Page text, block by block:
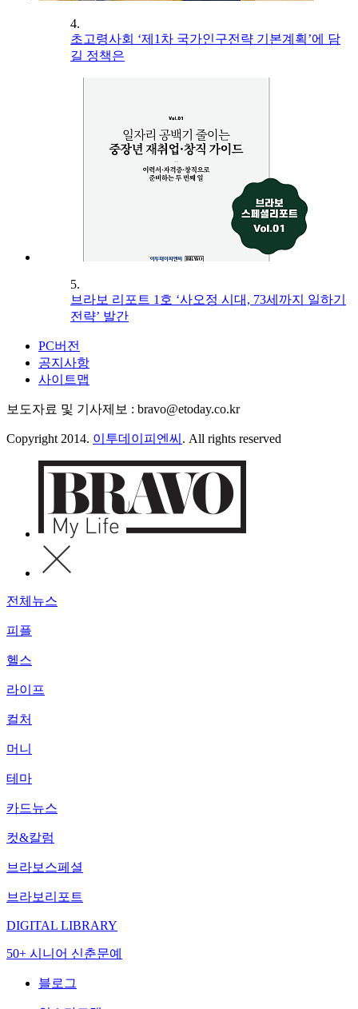
4.
초고령사회 ‘제1차 국가인구전략 기본계획’에 담
길 정책은
5.
브라보 리포트 1호 ‘사오정 시대, 73세까지 일하기
전략’ 발간
PC버전
공지사항
사이트맵
보도자료 및 기사제보 : bravo@etoday.co.kr
Copyright 2014. 이투데이피엔씨 . All rights reserved
전체뉴스
피플
헬스
라이프
컬처
머니
테마
카드뉴스
컷&칼럼
브라보스페셜
브라보리포트
DIGITAL LIBRARY
50+ 시니어 신춘문예
블로그